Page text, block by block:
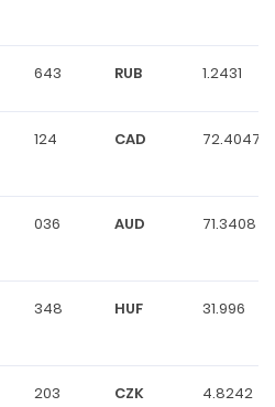
643 RUB 1.2431
124 CAD 72.4047
036 AUD 71.3408
348 HUF 31.996
203 CZK 4.8242